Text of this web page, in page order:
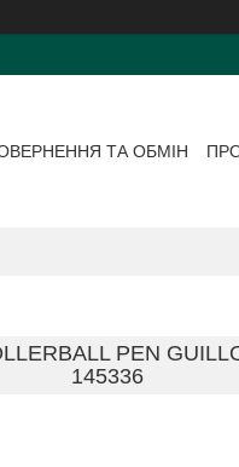
ТА ОБМІН
PEN
145336